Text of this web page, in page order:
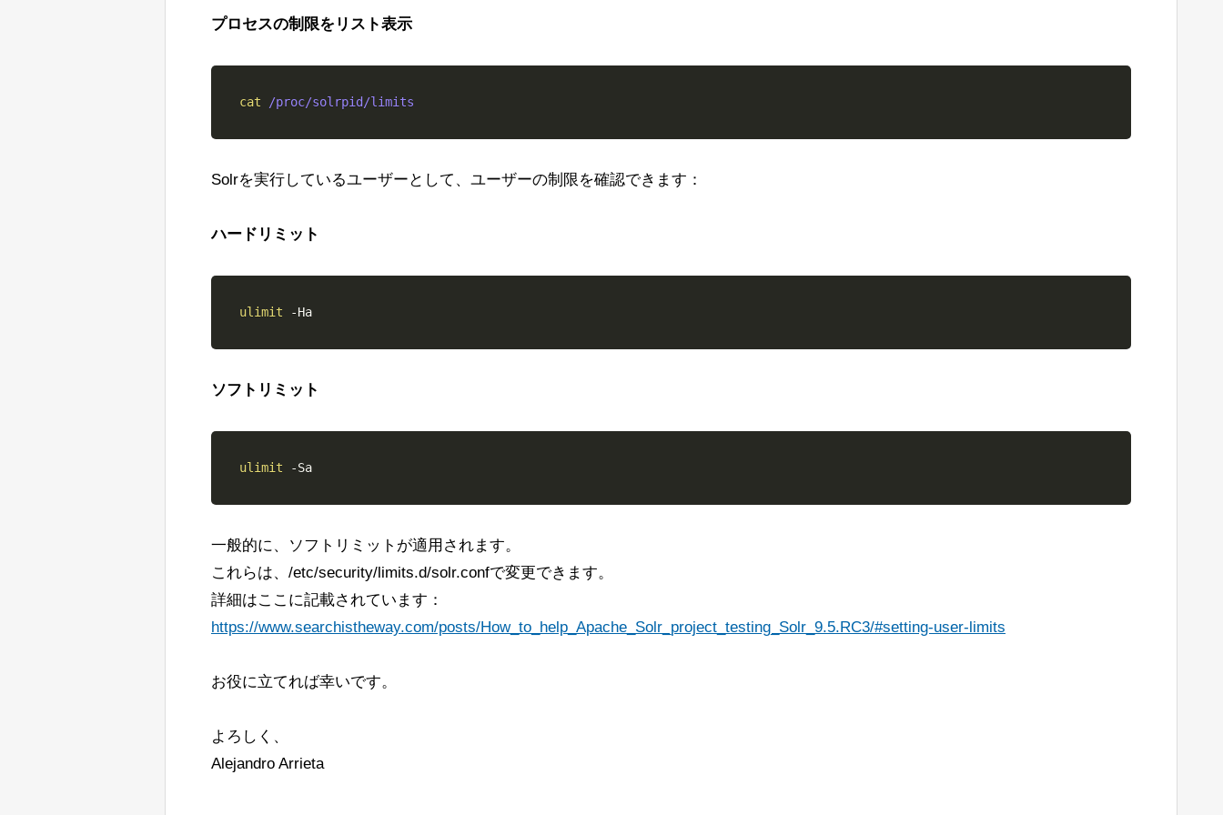
プロセスの制限をリスト表示
cat
Solrを実行しているユーザーとして、ユーザーの制限を確認できます：
ハードリミット
ulimit -Ha
ソフトリミット
ulimit -Sa
一般的に、ソフトリミットが適用されます。
これらは、/etc/security/limits.d/solr.confで変更できます。
詳細はここに記載されています：
https://www.searchistheway.com/posts/How_to_help_Apache_Solr_project_testing_Solr_9.5.RC3/#setting-user-limits
お役に立てれば幸いです。
よろしく、
Alejandro Arrieta